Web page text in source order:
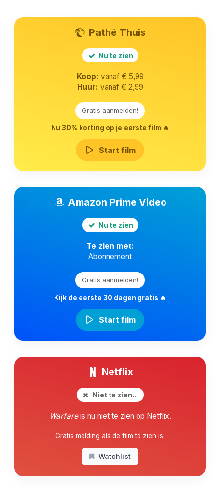
Pathé Thuis
Nu te zien
Koop: vanaf € 5,99
Huur: vanaf € 2,99
Gratis aanmelden!
Nu 30% korting op je eerste film 🔥
Start film
Amazon Prime Video
Nu te zien
Te zien met:
Abonnement
Gratis aanmelden!
Kijk de eerste 30 dagen gratis 🔥
Start film
Netflix
Niet te zien…
Warfareis nu niet te zien op Netflix.
Gratis melding als de film te zien is:
Watchlist